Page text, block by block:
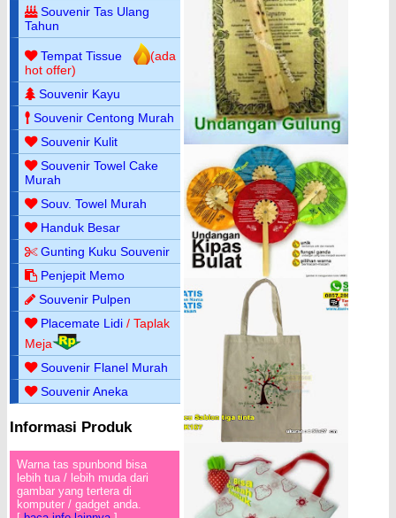
Souvenir Tas Ulang
Tahun
Tempat Tissue
(ada
hot offer)
Souvenir Kayu
Souvenir Centong Murah
Souvenir Kulit
Souvenir Towel Cake
Murah
Souv. Towel Murah
Handuk Besar
Gunting Kuku Souvenir
Penjepit Memo
Souvenir Pulpen
Placemate Lidi / Taplak
Meja
Souvenir Flanel Murah
Souvenir Aneka
Informasi Produk
Warna tas spunbond bisa
lebih tua / lebih muda dari
gambar yang tertera di
komputer / gadget anda.